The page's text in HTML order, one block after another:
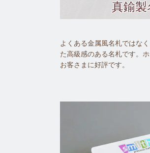
真鍮製
よくある金属風名札ではな
た高級感のある名札です。
お客さまに好評です。